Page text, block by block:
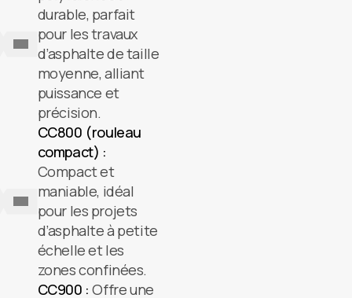
durable, parfait
pour les travaux
d’asphalte de taille
moyenne, alliant
puissance et
précision.
CC800 (rouleau
compact) :
Compact et
maniable, idéal
pour les projets
d’asphalte à petite
échelle et les
zones confinées.
CC900 : Offre une